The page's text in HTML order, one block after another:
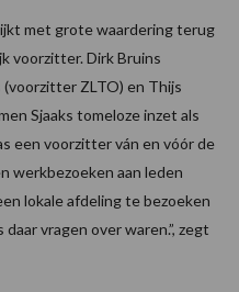
met grote waardering terug
voorzitter. Dirk Bruins
ZLTO) en Thijs
Sjaaks tomeloze inzet als
een voorzitter ván en vóór de
werkbezoeken aan leden
lokale afdeling te bezoeken
vragen over waren.”, zegt